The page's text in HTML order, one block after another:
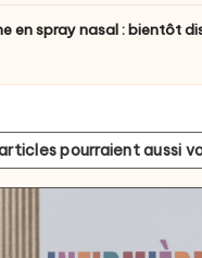
en spray nasal : bientôt
pourraient aussi